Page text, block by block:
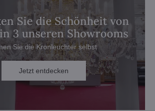
Sie die Schönheit von
3 unseren Showrooms
Sie die Kronleuchter selbst
Jetzt entdecken